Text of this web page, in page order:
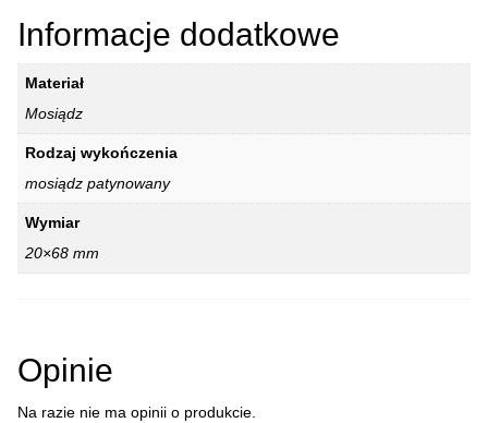
Informacje dodatkowe
Materiał
Mosiądz
Rodzaj wykończenia
mosiądz patynowany
Wymiar
20×68 mm
Opinie
Na razie nie ma opinii o produkcie.